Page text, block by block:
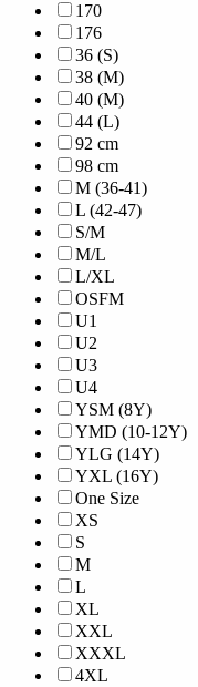
170
176
36 (S)
38 (M)
40 (M)
44 (L)
92 cm
98 cm
M (36-41)
L (42-47)
S/M
M/L
L/XL
OSFM
U1
U2
U3
U4
YSM (8Y)
YMD (10-12Y)
YLG (14Y)
YXL (16Y)
One Size
XS
S
M
L
XL
XXL
XXXL
4XL